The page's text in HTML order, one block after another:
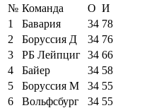
№ Команда О И
1
Бавария 34 78
2
Боруссия Д 34 76
3
РБ Лейпциг 34 66
4
Байер 34 58
5
Боруссия М 34 55
6
Вольфсбург 34 55